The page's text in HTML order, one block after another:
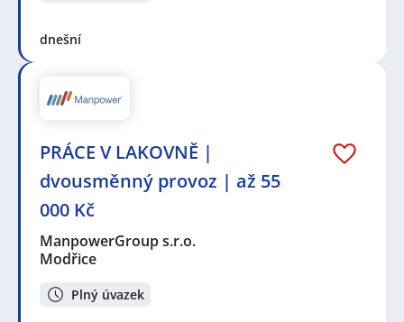
dnešní
PRÁCE V LAKOVNĚ |
dvousměnný provoz | až 55
000 Kč
ManpowerGroup s.r.o.
Modřice
Plný úvazek